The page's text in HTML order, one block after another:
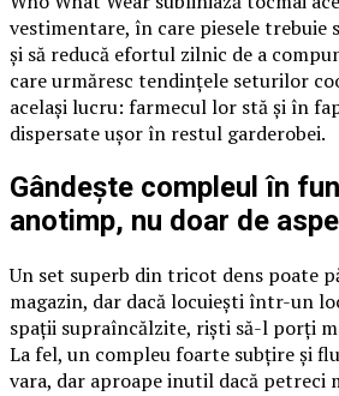
vestimentare, în care piesele trebuie
și să reducă efortul zilnic de a
care urmăresc tendințele seturilor
același lucru: farmecul lor stă și în
dispersate ușor în restul garderobei.
Gândește compleul în
anotimp, nu doar de
Un set superb din tricot dens poate
magazin, dar dacă locuiești într-un
spații supraîncălzite, riști să-l porți
La fel, un compleu foarte subțire și
vara, dar aproape inutil dacă petreci